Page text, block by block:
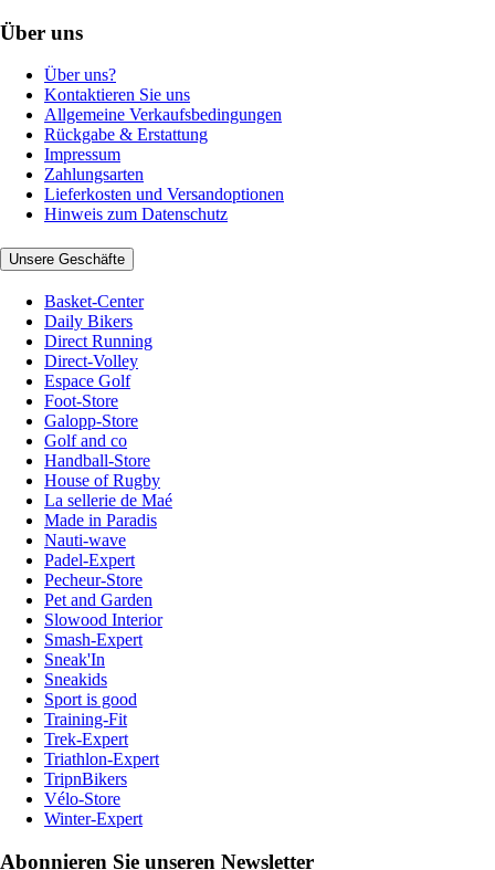
Über uns
Über uns?
Kontaktieren Sie uns
Allgemeine Verkaufsbedingungen
Rückgabe & Erstattung
Impressum
Zahlungsarten
Lieferkosten und Versandoptionen
Hinweis zum Datenschutz
Unsere Geschäfte
Basket-Center
Daily Bikers
Direct Running
Direct-Volley
Espace Golf
Foot-Store
Galopp-Store
Golf and co
Handball-Store
House of Rugby
La sellerie de Maé
Made in Paradis
Nauti-wave
Padel-Expert
Pecheur-Store
Pet and Garden
Slowood Interior
Smash-Expert
Sneak'In
Sneakids
Sport is good
Training-Fit
Trek-Expert
Triathlon-Expert
TripnBikers
Vélo-Store
Winter-Expert
Abonnieren Sie unseren Newsletter